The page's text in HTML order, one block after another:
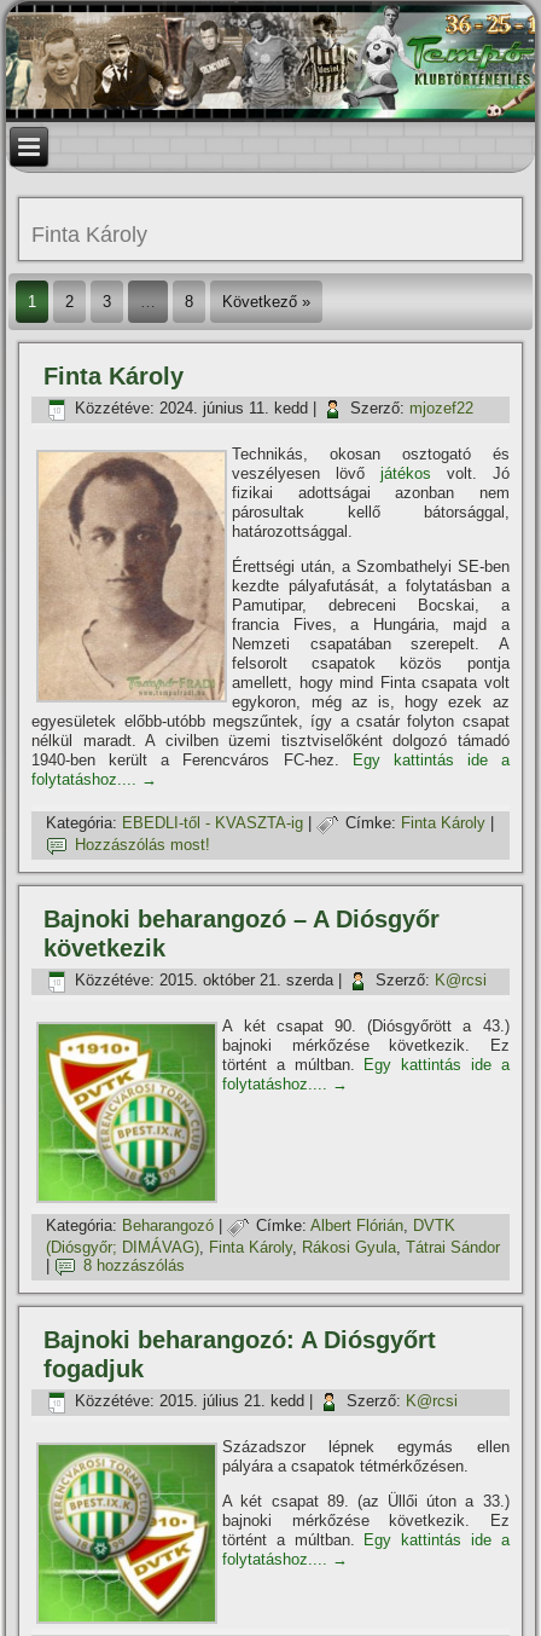
Finta Károly
1 2 3 … 8 Következő »
Finta Károly
Közzétéve: 2024. június 11. kedd Szerző: mjozef22
Technikás, okosan osztogató és
veszélyesen lövő játékos volt. Jó
fizikai adottságai azonban nem
párosultak kellő bátorsággal,
határozottsággal.
Érettségi után, a Szombathelyi SE-ben
kezdte pályafutását, a folytatásban a
Pamutipar, debreceni Bocskai, a
francia Fives, a Hungária, majd a
Nemzeti csapatában szerepelt. A
felsorolt csapatok közös pontja
amellett, hogy mind Finta csapata volt
egykoron, még az is, hogy ezek az
egyesületek előbb-utóbb megszűntek, í­gy a csatár folyton csapat
nélkül maradt. A civilben üzemi tisztviselőként dolgozó támadó
1940-ben került a Ferencváros FC-hez.
Egy kattintás ide a
folytatáshoz.... →
Kategória: EBEDLI-től - KVASZTA-ig | Címke: Finta Károly
Hozzászólás most!
Bajnoki beharangozó – A Diósgyőr
következik
Közzétéve: 2015. október 21. szerda| Szerző: K@rcsi
A két csapat 90. (Diósgyőrött a 43.)
bajnoki mérkőzése következik. Ez
történt a múltban.
Egy kattintás ide a
folytatáshoz.... →
Kategória: Beharangozó | Címke: Albert Flórián, DVTK
(Diósgyőr; DIMÁVAG)
Finta Károly, Rákosi Gyula ,Tátrai Sándor
8 hozzászólás
Bajnoki beharangozó: A Diósgyőrt
fogadjuk
Közzétéve: 2015. július 21. kedd Szerző: K@rcsi
Századszor lépnek egymás ellen
pályára a csapatok tétmérkőzésen.
A két csapat 89. (az Üllői úton a 33.)
bajnoki mérkőzése következik. Ez
történt a múltban.
Egy kattintás ide a
folytatáshoz....
→